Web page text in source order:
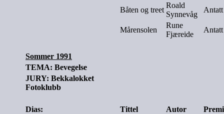
Båten og treet
Roald
Synnevåg
Antatt
Mårensolen
Rune
Fjæreide
Antatt
Sommer 1991
TEMA: Bevegelse
JURY: Bekkalokket
Fotoklubb
Dias: Tittel Autor